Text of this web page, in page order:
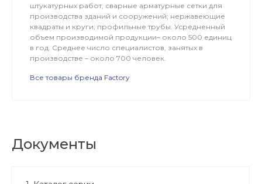
штукатурных работ, сварные арматурные сетки для
производства зданий и сооружений; нержавеющие
квадраты и круги; профильные трубы. Усредненный
объем производимой продукции– около 500 единиц
в год. Среднее число специалистов, занятых в
производстве – около 700 человек.
Все товары бренда Factory
Документы